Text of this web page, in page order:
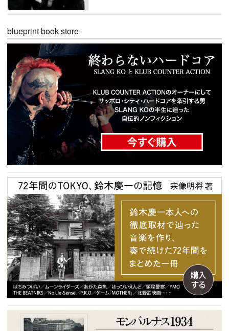
blueprint book store